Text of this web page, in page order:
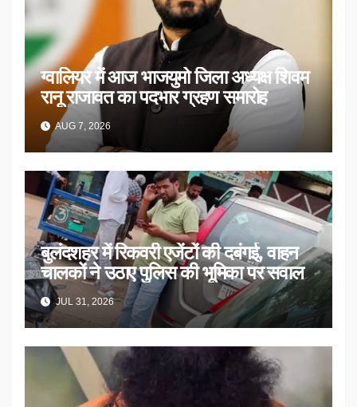
ग्वालियर में आज भाजयुमो जिला अध्यक्ष शिवम
रानू राजावत का पदभार ग्रहण समारोह
AUG 7, 2026
बुलंदशहर में रिकवरी एजेंटों की दबंगई, वाहन
चालकों ने उठाए पुलिस की भूमिका पर सवाल
JUL 31, 2026